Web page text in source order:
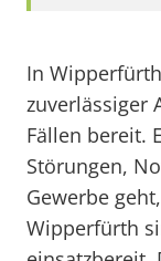
In
zuverlässiger
Fällen bereit.
Störungen,
Gewerbe
Wipperfürth